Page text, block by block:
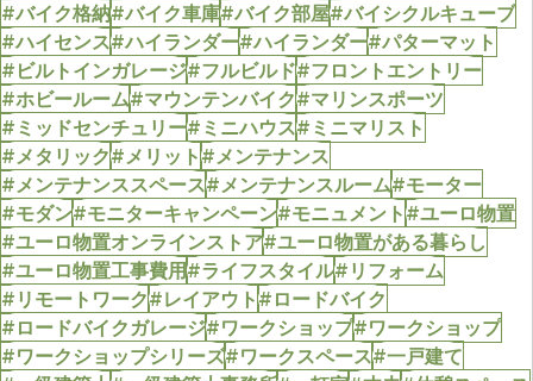
#バイク格納#バイク車庫#バイク部屋#バイシクルキューブ
#ハイセンス#ハイランダー#ハイランダー#パターマット
#ビルトインガレージ#フルビルド#フロントエントリー
#ホビールーム#マウンテンバイク#マリンスポーツ
#ミッドセンチュリー#ミニハウス#ミニマリスト
#メタリック#メリット#メンテナンス
#メンテナンススペース#メンテナンスルーム#モーター
#モダン#モニターキャンペーン#モニュメント#ユーロ物置
#ユーロ物置オンラインストア#ユーロ物置がある暮らし
#ユーロ物置工事費用#ライフスタイル#リフォーム
#リモートワーク#レイアウト#ロードバイク
#ロードバイクガレージ#ワークショップ#ワークショップ
#ワークショップシリーズ#ワークスペース#一戸建て